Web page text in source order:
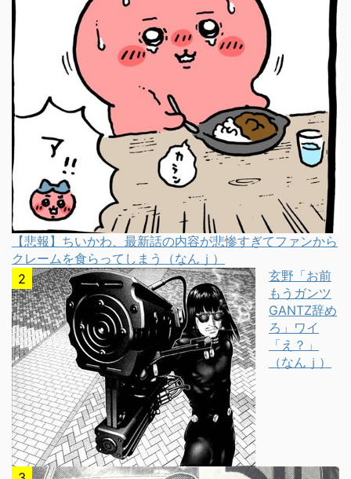
【悲報】ちいかわ、最新話の内容が悲惨すぎてファンから
クレームを食らってしまう（なんｊ）
玄野「お前
もうガンツ
GANTZ辞め
ろ」ワイ
「え？」
（なんｊ）